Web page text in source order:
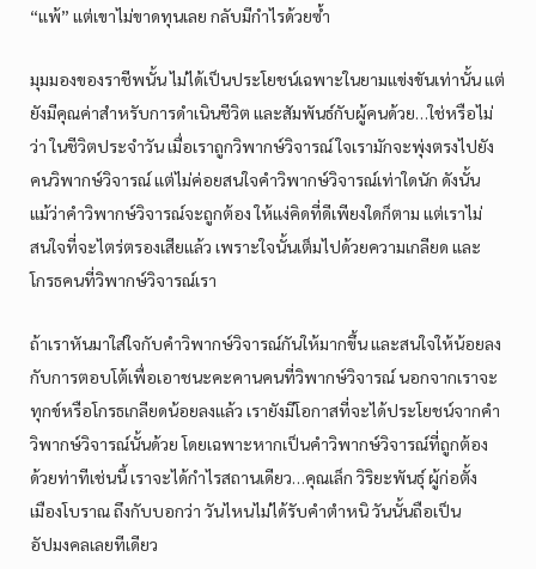
“แพ้” แต่เขาไม่ขาดทุนเลย กลับมีกำไรด้วยซ้ำ
มุมมองของราชีพนั้น ไม่ได้เป็นประโยชน์เฉพาะในยามแข่งขันเท่านั้น แต่
ยังมีคุณค่าสำหรับการดำเนินชีวิต และสัมพันธ์กับผู้คนด้วย…ใช่หรือไม่
ว่า ในชีวิตประจำวัน เมื่อเราถูกวิพากษ์วิจารณ์ ใจเรามักจะพุ่งตรงไปยัง
คนวิพากษ์วิจารณ์ แต่ไม่ค่อยสนใจคำวิพากษ์วิจารณ์เท่าใดนัก ดังนั้น
แม้ว่าคำวิพากษ์วิจารณ์จะถูกต้อง ให้แง่คิดที่ดีเพียงใดก็ตาม แต่เราไม่
สนใจที่จะไตร่ตรองเสียแล้ว เพราะใจนั้นเต็มไปด้วยความเกลียด และ
โกรธคนที่วิพากษ์วิจารณ์เรา
ถ้าเราหันมาใส่ใจกับคำวิพากษ์วิจารณ์กันให้มากขึ้น และสนใจให้น้อยลง
กับการตอบโต้เพื่อเอาชนะคะคานคนที่วิพากษ์วิจารณ์ นอกจากเราจะ
ทุกข์หรือโกรธเกลียดน้อยลงแล้ว เรายังมีโอกาสที่จะได้ประโยชน์จากคำ
วิพากษ์วิจารณ์นั้นด้วย โดยเฉพาะหากเป็นคำวิพากษ์วิจารณ์ที่ถูกต้อง
ด้วยท่าทีเช่นนี้ เราจะได้กำไรสถานเดียว…คุณเล็ก วิริยะพันธุ์ ผู้ก่อตั้ง
เมืองโบราณ ถึงกับบอกว่า วันไหนไม่ได้รับคำตำหนิ วันนั้นถือเป็น
อัปมงคลเลยทีเดียว